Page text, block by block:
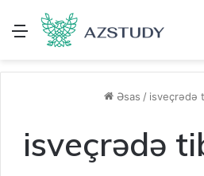
Menu
Əsas / isveçrədə
isveçrədə